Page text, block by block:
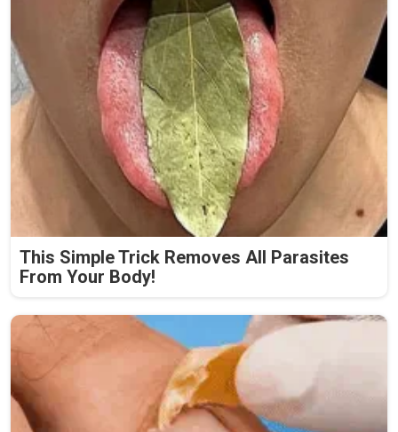
This Simple Trick Removes All Parasites
From Your Body!